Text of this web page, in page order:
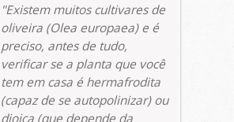
Existem muitos cultivares de
oliveira (Olea europaea) e é
preciso, antes de tudo,
verificar se a planta que você
tem em casa é hermafrodita
(capaz de se autopolinizar) ou
dioica (que depende da